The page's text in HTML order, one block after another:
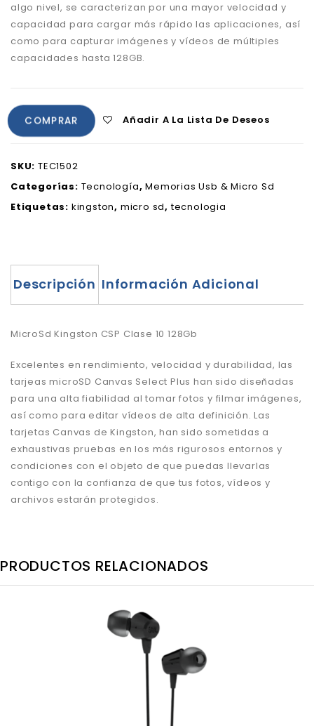
algo nivel, se caracterizan por una mayor velocidad y
capacidad para cargar más rápido las aplicaciones, así
como para capturar imágenes y vídeos de múltiples
capacidades hasta 128GB.
COMPRAR Añadir A La Lista De Deseos
SKU: TEC1502
Categorías: Tecnología,Memorias Usb & Micro Sd
Etiquetas: kingston, micro sd,tecnologia
Descripción Información Adicional
MicroSd Kingston CSP Clase 10 128Gb
Excelentes en rendimiento, velocidad y durabilidad, las
tarjeas microSD Canvas Select Plus han sido diseñadas
para una alta fiabilidad al tomar fotos y filmar imágenes,
así como para editar vídeos de alta definición. Las
tarjetas Canvas de Kingston, han sido sometidas a
exhaustivas pruebas en los más rigurosos entornos y
condiciones con el objeto de que puedas llevarlas
contigo con la confianza de que tus fotos, vídeos y
archivos estarán protegidos.
PRODUCTOS RELACIONADOS